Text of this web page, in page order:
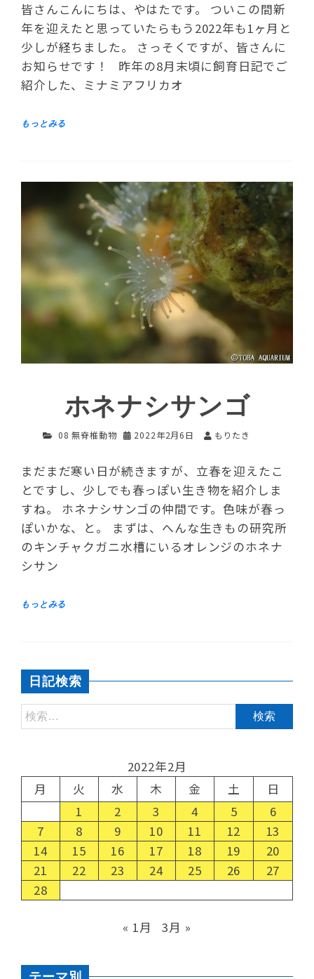
皆さんこんにちは、やはたです。 ついこの間新
年を迎えたと思っていたらもう2022年も1ヶ月と
少しが経ちました。 さっそくですが、皆さんに
お知らせです！ 昨年の8月末頃に飼育日記でご
紹介した、ミナミアフリカオ
ホネナシサンゴ
08 無脊椎動物 2022年2月6日 もりたき
まだまだ寒い日が続きますが、立春を迎えたこ
とですし、少しでも春っぽい生き物を紹介しま
すね。 ホネナシサンゴの仲間です。色味が春っ
ぽいかな、と。 まずは、へんな生きもの研究所
のキンチャクガニ水槽にいるオレンジのホネナ
シサン
日記検索
2022年2月
月
火 水 木 金 土
日
1
2 3 4 5
6
7
8 9 10 11 12
13
14
15 16 17 18 19
20
21
22 23 24 25 26
27
28
« 1月 3月 »